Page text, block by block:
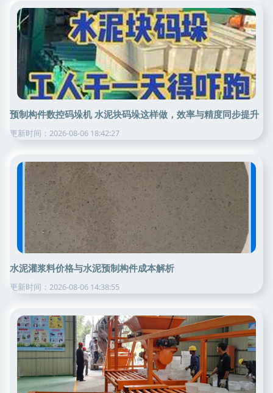
预制构件数控码垛机 水泥块码垛这样做，效率与精度同步提升
更新时间：2026-08-06 18:42:27
水泥灌浆料价格与水泥预制构件成本解析
更新时间：2026-08-06 14:38:55